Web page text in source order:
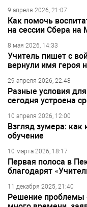
9 апреля 2026, 21:07
Как помочь
на сессии Сбера
8 мая 2026, 14:33
Учитель пишет с
вернули имя героя
29 апреля 2026, 22:48
Разные условия
сегодня устроена
10 апреля 2026, 12:00
Взгляд зумера:
обучение
10 марта 2026, 18:17
Первая полоса в
благодарят
11 декабря 2025, 21:40
Решение проблемы